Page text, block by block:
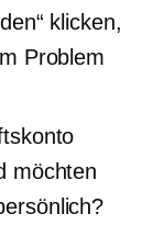
klicken,
Problem
möchten